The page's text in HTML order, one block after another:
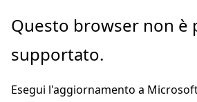
Ignora
passa
contenuto
Questo browser non è
supportato.
Esegui l'aggiornamento a